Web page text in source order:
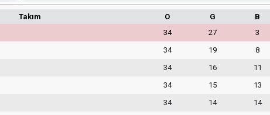
Takım O G B
34 27 3
34 19 8
34 16 11
34 15 13
34 14 14